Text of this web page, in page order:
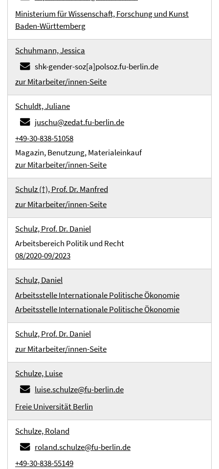
Ministerium für Wissenschaft, Forschung und Kunst
Baden-Württemberg
Schuhmann, Jessica
shk-gender-soz[a]polsoz.fu-berlin.de
zur Mitarbeiter/innen-Seite
Schuldt, Juliane
juschu@zedat.fu-berlin.de
+49-30-838-51058
Magazin, Benutzung, Materialeinkauf
zur Mitarbeiter/innen-Seite
Schulz (†), Prof. Dr. Manfred
zur Mitarbeiter/innen-Seite
Schulz, Prof. Dr. Daniel
Arbeitsbereich Politik und Recht
08/2020-09/2023
Schulz, Daniel
Arbeitsstelle Internationale Politische Ökonomie
Arbeitsstelle Internationale Politische Ökonomie
Schulz, Prof. Dr. Daniel
zur Mitarbeiter/innen-Seite
Schulze, Luise
luise.schulze@fu-berlin.de
Freie Universität Berlin
Schulze, Roland
roland.schulze@fu-berlin.de
+49-30-838-55149